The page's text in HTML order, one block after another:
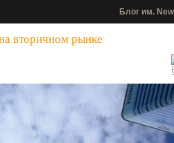
Блог им.
вторичном рынке